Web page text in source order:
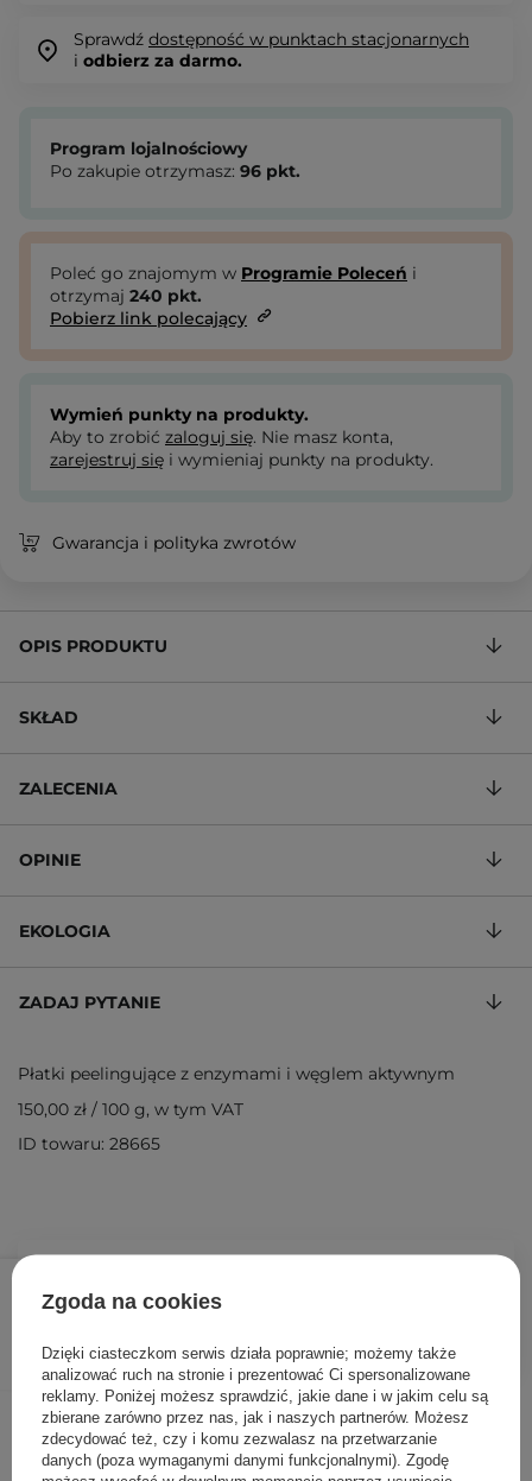
Sprawdź dostępność w punktach stacjonarnych
i odbierz za darmo.
Program lojalnościowy
Po zakupie otrzymasz: 96 pkt.
Poleć go znajomym w Programie Poleceń i
otrzymaj 240 pkt.
Pobierz link polecający
Wymień punkty na produkty.
Aby to zrobić zaloguj się. Nie masz konta,
zarejestruj się i wymieniaj punkty na produkty.
Gwarancja i polityka zwrotów
OPIS PRODUKTU
SKŁAD
ZALECENIA
OPINIE
EKOLOGIA
ZADAJ PYTANIE
Płatki peelingujące z enzymami i węglem aktywnym
150,00 zł / 100 g, w tym VAT
ID towaru: 28665
Inni klienci sprawdzali również
Zgoda na cookies
Dzięki ciasteczkom serwis działa poprawnie; możemy także
analizować ruch na stronie i prezentować Ci spersonalizowane
reklamy. Poniżej możesz sprawdzić, jakie dane i w jakim celu są
zbierane zarówno przez nas, jak i naszych partnerów. Możesz
zdecydować też, czy i komu zezwalasz na przetwarzanie
danych (poza wymaganymi danymi funkcjonalnymi). Zgodę